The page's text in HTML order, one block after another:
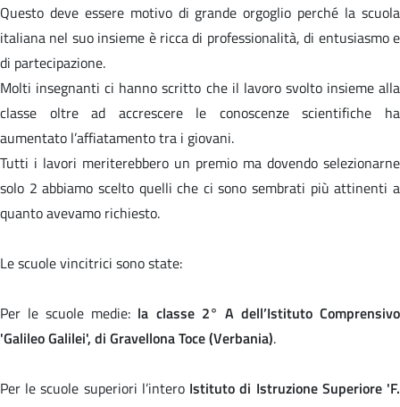
Questo deve essere motivo di grande orgoglio perché la scuola
italiana nel suo insieme è ricca di professionalità, di entusiasmo e
di partecipazione.
Molti insegnanti ci hanno scritto che il lavoro svolto insieme alla
classe oltre ad accrescere le conoscenze scientifiche ha
aumentato l’affiatamento tra i giovani.
Tutti i lavori meriterebbero un premio ma dovendo selezionarne
solo 2 abbiamo scelto quelli che ci sono sembrati più attinenti a
quanto avevamo richiesto.
Le scuole vincitrici sono state:
Per le scuole medie: la classe 2° A dell’Istituto Comprensivo
'Galileo Galilei', di Gravellona Toce (Verbania).
Per le scuole superiori l’intero Istituto di Istruzione Superiore 'F.